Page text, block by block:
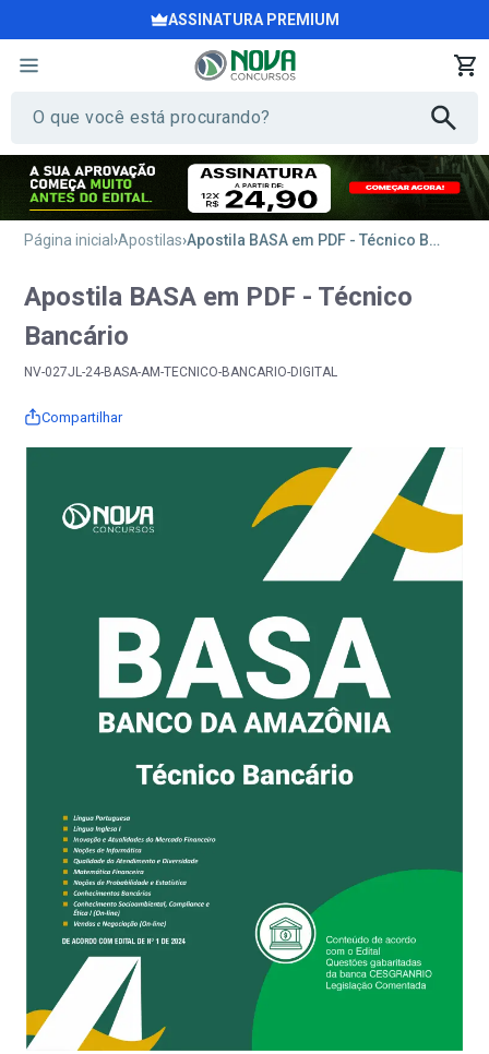
ASSINATURA PREMIUM
Página inicial Apostilas Apostila BASA em PDF - Técnico Bancário
Apostila BASA em PDF - Técnico
Bancário
NV-027JL-24-BASA-AM-TECNICO-BANCARIO-DIGITAL
Compartilhar